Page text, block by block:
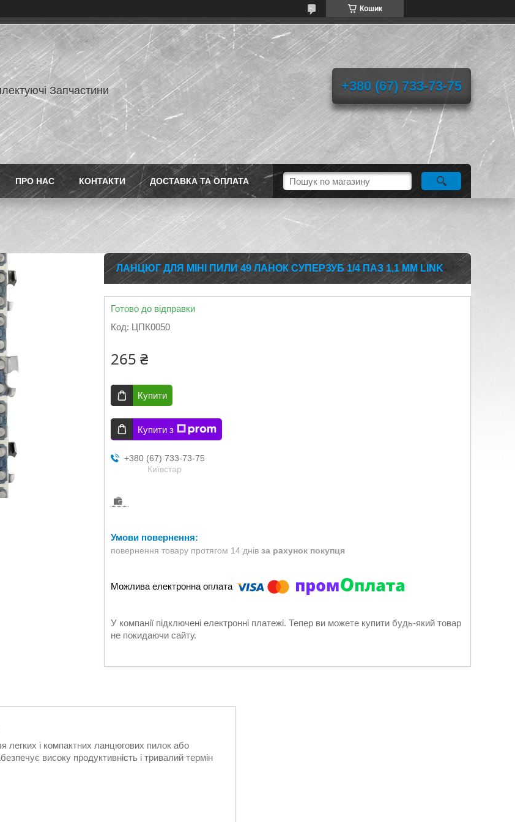
Кошик
Запчастини +380 (67) 733-73-75
ПРО НАС КОНТАКТИ ДОСТАВКА ТА ОПЛАТА
ЛАНЦЮГ ДЛЯ МІНІ ПИЛИ 49 ЛАНОК СУПЕРЗУБ 1/4 ПАЗ 1,1 ММ LINK
Готово до відправки
Код: ЦПК0050
265 ₴
Купити
Купити з
+380 (67) 733-73-75
Київстар
повернення товару протягом 14 днів за рахунок покупця
У компанії підключені електронні платежі. Тепер ви можете купити будь-який товар
не покидаючи сайту.
легких і компактних ланцюгових пилок або
високу продуктивність і тривалий термін